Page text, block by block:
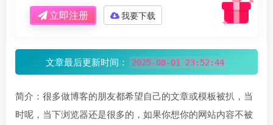
立即注册 我要下载
文章最后更新时间： 2025-08-01 23:52:44
简介：很多做博客的朋友都希望自己的文章或模板被扒，当
时呢，当下浏览器还是很多的，如果你想你的网站内容不被